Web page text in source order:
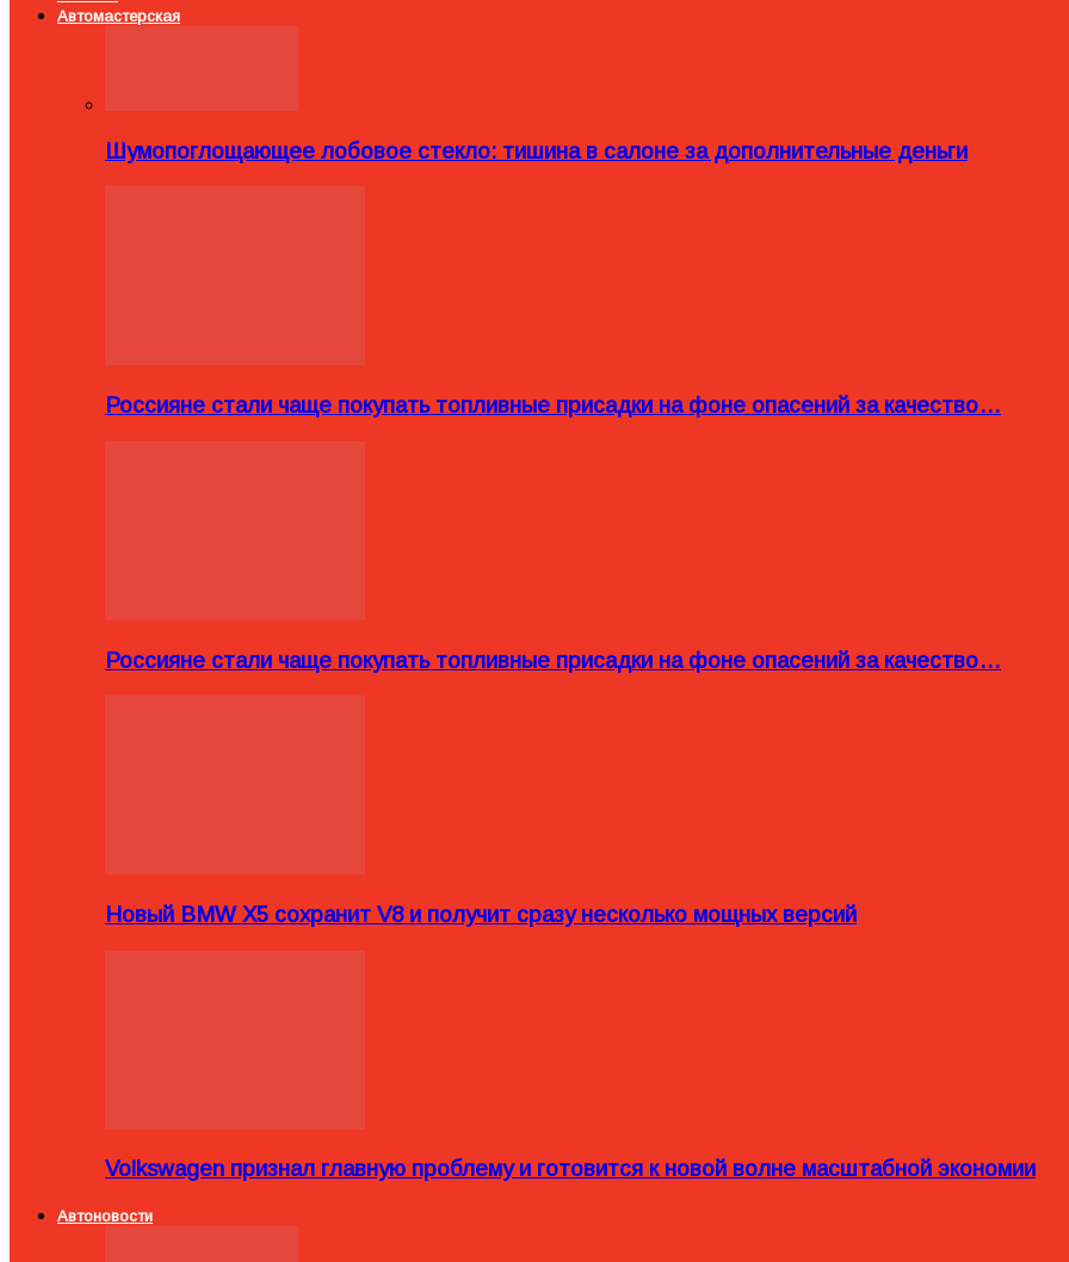
Автомастерская
Шумопоглощающее лобовое стекло: тишина в салоне за дополнительные деньги
Россияне стали чаще покупать топливные присадки на фоне опасений за качество…
Россияне стали чаще покупать топливные присадки на фоне опасений за качество…
Новый BMW X5 сохранит V8 и получит сразу несколько мощных версий
Volkswagen признал главную проблему и готовится к новой волне масштабной экономии
Автоновости